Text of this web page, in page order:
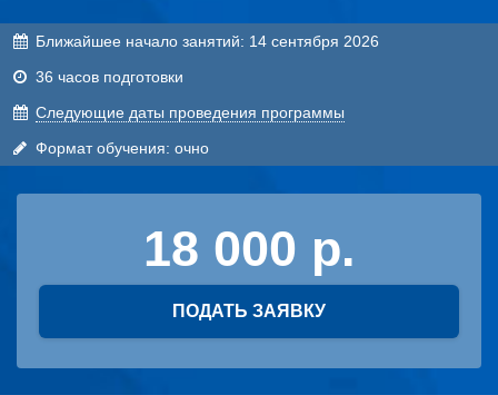
Ближайшее начало занятий: 14 сентября 2026
36 часов подготовки
Cледующие даты проведения программы
Формат обучения: очно
18 000
ПОДАТЬ ЗАЯВКУ